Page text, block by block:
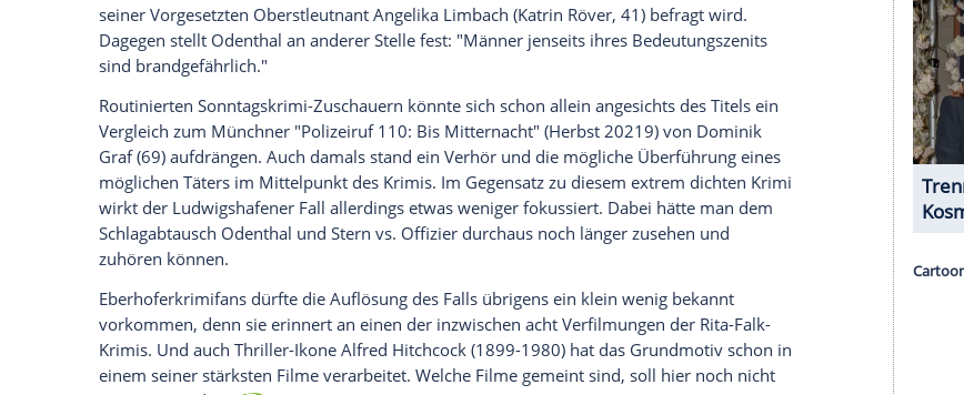
Lohnt sich das Einschalten?
Ja. Der Krimi ist eher klassisch statt experimentell angelegt und auf jeden Fall spannend.
Sehenswert ist der Film auch wegen der Darstellerinnen und Darsteller - auch in den
Nebenrollen. Die Assistenten der Kommissarinnen fallen dabei ebenso auf wie einzelne
Figuren auf dem Kasernengelände oder der unerfahrene, aber motivierte Junganwalt. Und
natürlich Episodenhauptdarsteller Götz Otto. Einmal mehr glänzt der großgewachsene
Schauspieler in einer vielschichtigen Rolle. International bekannt wurde er als Stamper,
Assistent des Bond-Gegenspielers Elliot Carver (Jonathan Pryce, 75), in "James Bond 007 -
Einen kleinen Einblick bekommt man im "Tatort: Das Verhör" in das Innenleben des
Soldatenkosmos. Von Aufnahmeritualen ist die Rede, von gnadenlosen Hierarchien - und